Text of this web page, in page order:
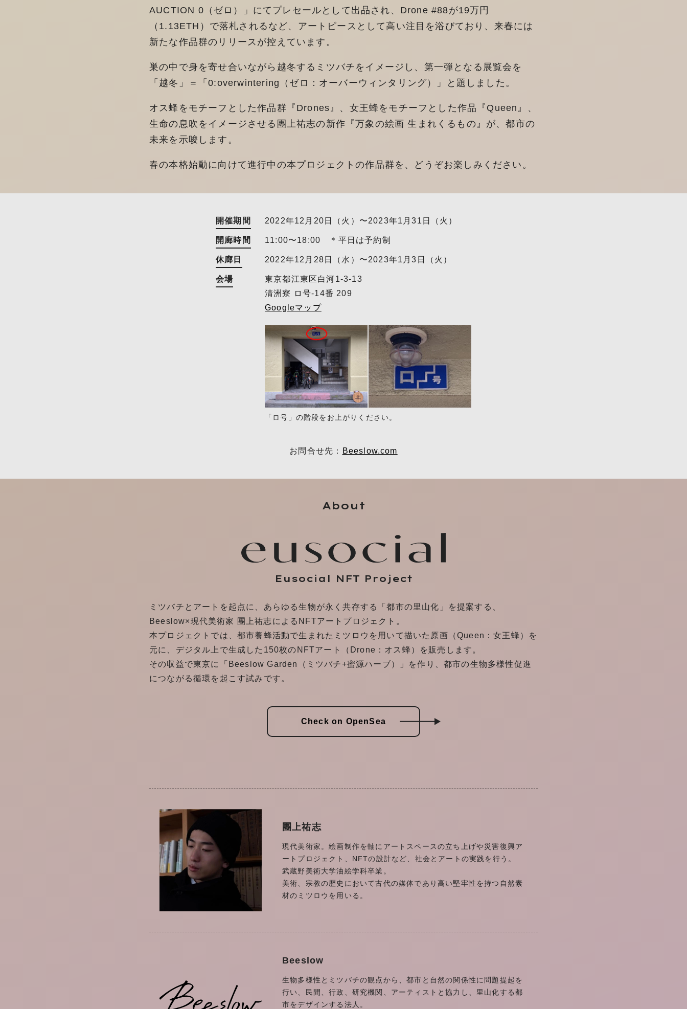
AUCTION 0（ゼロ）」にてプレセールとして出品され、Drone #88が19万円
（1.13ETH）で落札されるなど、アートピースとして高い注目を浴びており、来春には
新たな作品群のリリースが控えています。
巣の中で身を寄せ合いながら越冬するミツバチをイメージし、第一弾となる展覧会を
「越冬」＝「0:overwintering（ゼロ：オーバーウィンタリング）」と題しました。
オス蜂をモチーフとした作品群『Drones』、女王蜂をモチーフとした作品『Queen』、
生命の息吹をイメージさせる團上祐志の新作『万象の絵画 生まれくるもの』が、都市の
未来を示唆します。
春の本格始動に向けて進行中の本プロジェクトの作品群を、どうぞお楽しみください。
開催期間 2022年12月20日（火）〜2023年1月31日（火）
開廊時間 11:00〜18:00 ＊平日は予約制
休廊日 2022年12月28日（水）〜2023年1月3日（火）
会場
東京都江東区白河1-3-13
清洲寮 ロ号-14番 209
Googleマップ
「ロ号」の階段をお上がりください。
お問合せ先： Beeslow.com
About
Eusocial NFT Project
ミツバチとアートを起点に、あらゆる生物が永く共存する「都市の里山化」を提案する、
Beeslow×現代美術家 團上祐志によるNFTアートプロジェクト。
本プロジェクトでは、都市養蜂活動で生まれたミツロウを用いて描いた原画（Queen：女王蜂）を
元に、デジタル上で生成した150枚のNFTアート（Drone：オス蜂）を販売します。
その収益で東京に「Beeslow Garden（ミツバチ+蜜源ハーブ）」を作り、都市の生物多様性促進
につながる循環を起こす試みです。
Check on OpenSea
團上祐志
現代美術家。絵画制作を軸にアートスペースの立ち上げや災害復興ア
ートプロジェクト、NFTの設計など、社会とアートの実践を行う。
武蔵野美術大学油絵学科卒業。
美術、宗教の歴史において古代の媒体であり高い堅牢性を持つ自然素
材のミツロウを用いる。
Beeslow
生物多様性とミツバチの観点から、都市と自然の関係性に問題提起を
行い、民間、行政、研究機関、アーティストと協力し、里山化する都
市をデザインする法人。